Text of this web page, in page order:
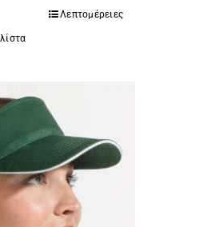
Λεπτομέρειες